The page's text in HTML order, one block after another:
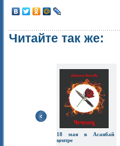
Читайте так же:
18 мая в Асанбай
центре